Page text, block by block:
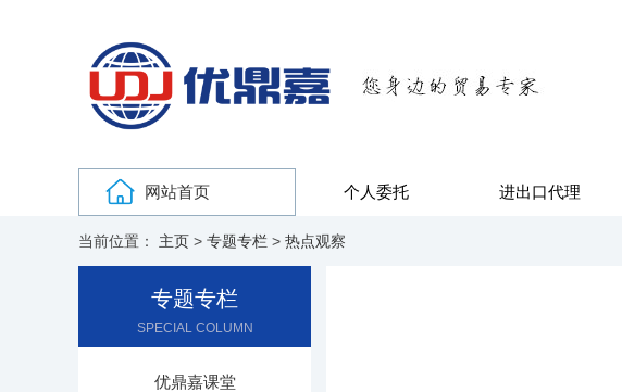
网站首页 个人委托 进出口代理
当前位置： 主页 > 专题专栏 > 热点观察
专题专栏
SPECIAL COLUMN
优鼎嘉课堂